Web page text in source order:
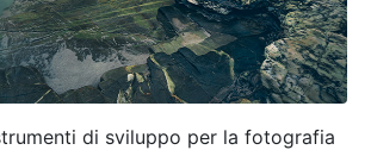
di sviluppo per la fotografia